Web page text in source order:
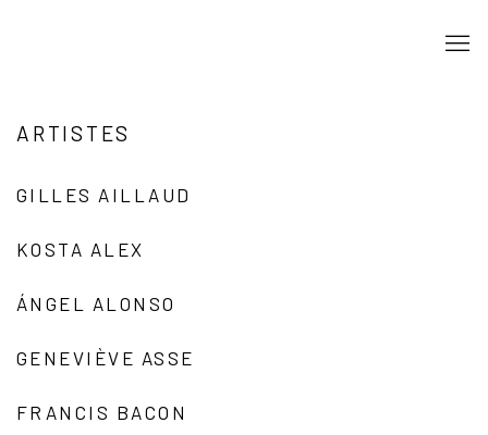
ARTISTES
GILLES AILLAUD
KOSTA ALEX
ÁNGEL ALONSO
GENEVIÈVE ASSE
FRANCIS BACON